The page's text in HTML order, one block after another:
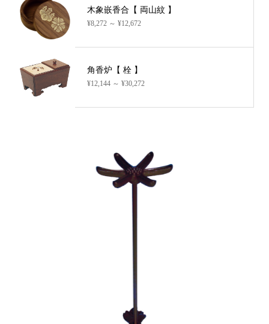
木象嵌香合【 両山紋 】
¥8,272 ～ ¥12,672
角香炉【 栓 】
¥12,144 ～ ¥30,272